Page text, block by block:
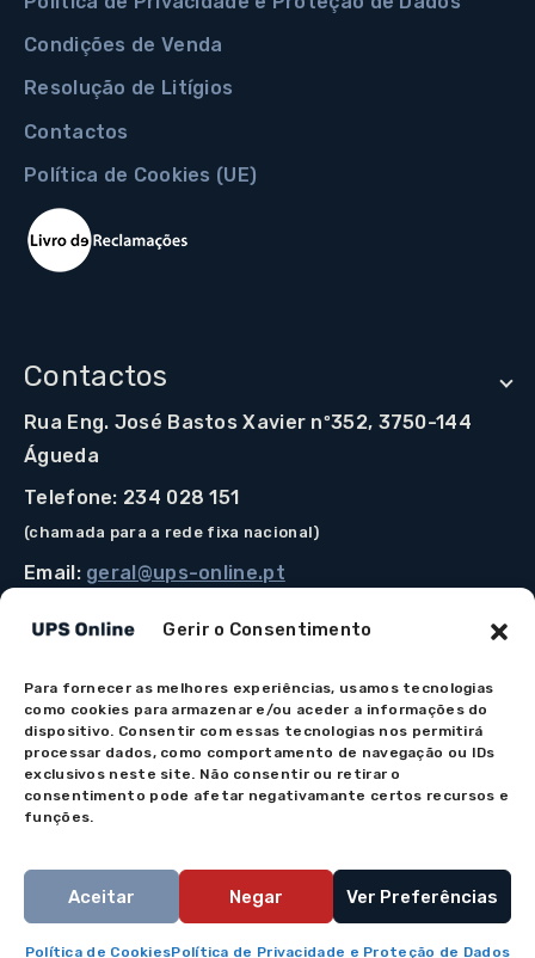
Gerir o Consentimento
Para fornecer as melhores experiências, usamos tecnologias
como cookies para armazenar e/ou aceder a informações do
dispositivo. Consentir com essas tecnologias nos permitirá
processar dados, como comportamento de navegação ou IDs
exclusivos neste site. Não consentir ou retirar o
consentimento pode afetar negativamante certos recursos e
funções.
Aceitar Negar Ver Preferências
Política de CookiesPolítica de Privacidade e Proteção de Dados
Condições de Venda
Resolução de Litígios
Contactos
Política de Cookies (UE)
Contactos
Rua Eng. José Bastos Xavier nº352, 3750-144
Águeda
Telefone: 234 028 151
(chamada para a rede fixa nacional)
Email: geral@ups-online.pt
Os preços indicados incluem IVA à taxa legal em vigor.
Todos os artigos apresentados no site encontram-se
sujeitos à disponibilidade de stock após confirmação da
encomenda. As imagens são meramente ilustrativas. Em
caso de dúvida na apresentação do produto por favor
© 2026 UPS Online - Todos os direitos reservados